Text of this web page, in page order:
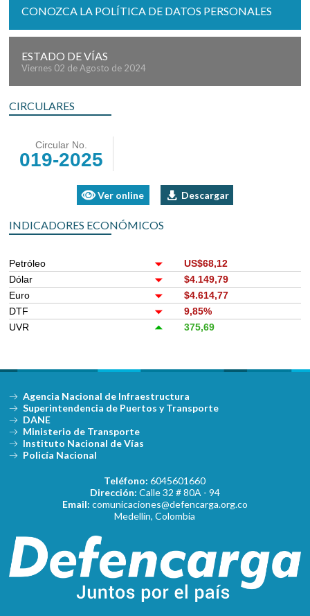
CONOZCA LA POLÍTICA DE DATOS PERSONALES
ESTADO DE VÍAS
Viernes 02 de Agosto de 2024
CIRCULARES
Circular No.
019-2025
Ver online Descargar
INDICADORES ECONÓMICOS
Petróleo
US$68,12
Dólar
$4.149,79
Euro
$4.614,77
DTF
9,85%
UVR
375,69
Agencia Nacional de Infraestructura
Superintendencia de Puertos y Transporte
DANE
Ministerio de Transporte
Instituto Nacional de Vías
Policía Nacional
Teléfono: 6045601660
Dirección: Calle 32 # 80A - 94
Email: comunicaciones@defencarga.org.co
Medellín, Colombia